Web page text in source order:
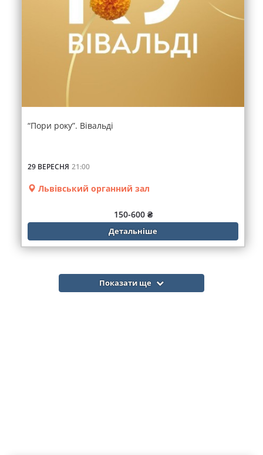
“Пори року”. Вівальді
29 ВЕРЕСНЯ 21:00
Львівський органний зал
150-600 ₴
Детальніше
Показати ще